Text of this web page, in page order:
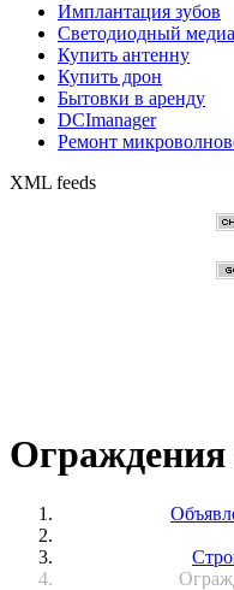
Имплантация зубов
Светодиодный
Купить антенну
Купить дрон
Бытовки в аренду
DCImanager
Ремонт
XML feeds
Ограждения